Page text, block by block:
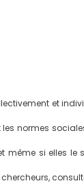
et
normes
même si elles